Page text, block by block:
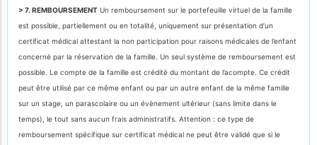
> 7. REMBOURSEMENT Un remboursement sur le portefeuille virtuel de la famille
est possible, partiellement ou en totalité, uniquement sur présentation d’un
certificat médical attestant la non participation pour raisons médicales de l’enfant
concerné par la réservation de la famille. Un seul système de remboursement est
possible. Le compte de la famille est crédité du montant de l’acompte. Ce crédit
peut être utilisé par ce même enfant ou par un autre enfant de la même famille
sur un stage, un parascolaire ou un évènement ultérieur (sans limite dans le
temps), le tout sans aucun frais administratifs. Attention : ce type de
remboursement spécifique sur certificat médical ne peut être validé que si le